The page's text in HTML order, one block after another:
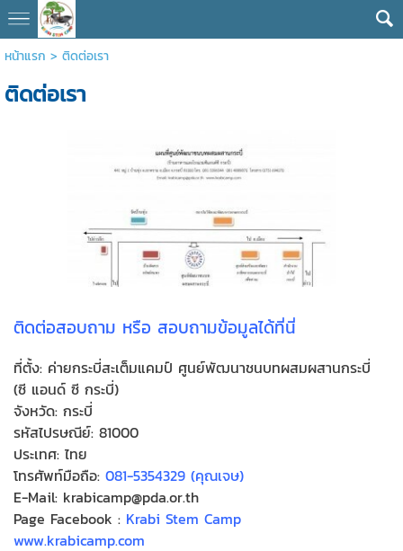
หน้าแรก > ติดต่อเรา
ติดต่อเรา
ติดต่อสอบถาม หรือ สอบถามข้อมูลได้ที่นี่
ที่ตั้ง: ค่ายกระบี่สะเต็มแคมป์ ศูนย์พัฒนาชนบทผสมผสานกระบี่
(ซี แอนด์ ซี กระบี่)
จังหวัด: กระบี่
รหัสไปรษณีย์: 81000
ประเทศ: ไทย
โทรศัพท์มือถือ:081-5354329 (คุณเจษ)
E-Mail: krabicamp@pda.or.th
Page Facebook : Krabi Stem Camp
www.krabicamp.com